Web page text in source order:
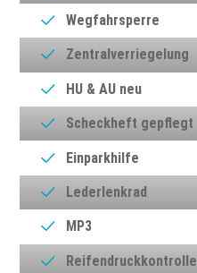
Wegfahrsperre
Zentralverriegelung
HU & AU neu
Scheckheft gepflegt
Einparkhilfe
Lederlenkrad
MP3
Reifendruckkontrolle